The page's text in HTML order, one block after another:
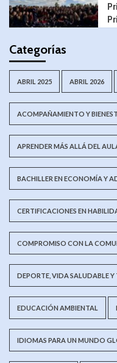
Categorías
ABRIL 2025 ABRIL 2026
ACOMPAÑAMIENTO Y
APRENDER MÁS ALLÁ DEL
BACHILLER EN ECONOMÍA Y
CERTIFICACIONES EN
COMPROMISO CON LA
DEPORTE, VIDA SALUDABLE
EDUCACIÓN AMBIENTAL
IDIOMAS PARA UN MUNDO